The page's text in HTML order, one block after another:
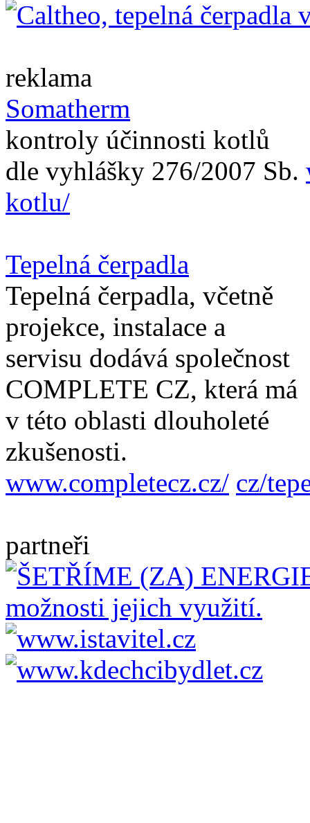
reklama
Somatherm
kontroly účinnosti kotlů
dle vyhlášky 276/2007 Sb.
kotlu/
Tepelná čerpadla
Tepelná čerpadla, včetně
projekce, instalace a
servisu dodává společnost
COMPLETE CZ, která má
v této oblasti dlouholeté
zkušenosti.
www.completecz.cz/ cz/
partneři